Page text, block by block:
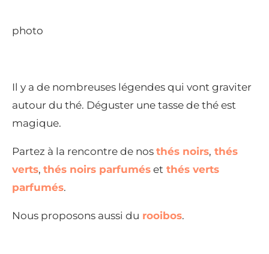
photo
Il y a de nombreuses légendes qui vont graviter
autour du thé. Déguster une tasse de thé est
magique.
Partez à la rencontre de nos thés noirs, thés
verts, thés noirs parfumés et thés verts
parfumés.
Nous proposons aussi du rooibos.